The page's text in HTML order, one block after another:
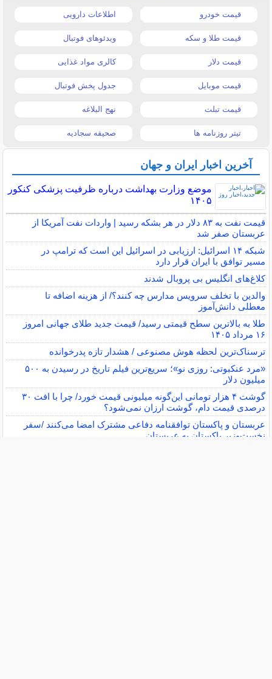
قیمت خودرو اطلاعات دارویی
قیمت طلا و سکه ویدئوهای فوتبال
قیمت دلار کالری مواد غذایی
قیمت موبایل جدول پخش فوتبال
قیمت تبلت نهج البلاغه
تیتر روزنامه ها صحیفه سجادیه
آخرین اخبار ایران و جهان
موضع وزارت بهداشت درباره ظرفیت پزشکی کنکور
۱۴۰۵
قیمت نفت به ۸۳ دلار در هر بشکه رسید | واردات نفت آمریکا از
عربستان صفر شد
شبکه ۱۴ اسرائیل: ارزیابی در اسرائیل این است که ترامپ در
مسیر توافق با ایران قرار دارد
کلاغ‌های انگلیس بی پروبال شدند
والدین با تخلف سرویس مدارس چه کنند؟/ از هزینه اضافه تا
معطلی دانش‌آموز
طلا به بالاترین سطح قیمتی رسید/ قیمت جدید طلای جهانی امروز
۱۶ مرداد ۱۴۰۵
ترسناک‌ترین لحظه هوش مصنوعی / هشدار تازه پدرخوانده
«مرد عنکبوتی: روزی نو»؛ سریع‌ترین فیلم تاریخ در رسیدن به ۵۰۰
میلیون دلار
گوشت ۴ هزار تومانی این‌گونه میلیونی قیمت خورد/ چرا با افت ۳۰
درصدی قیمت دام، گوشت ارزان نمی‌شود؟
عربستان و پاکستان توافقنامه دفاعی مشترک امضا می‌کنند /سفر
نخست‌وزیر پاکستان به عربستان